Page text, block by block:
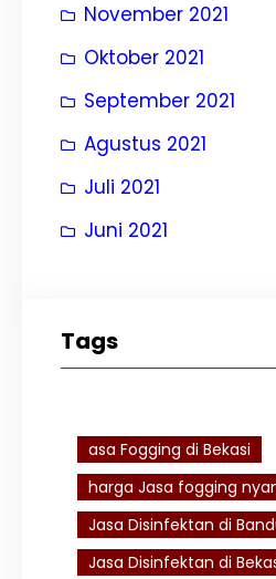
November 2021
Oktober 2021
September 2021
Agustus 2021
Juli 2021
Juni 2021
Tags
asa Fogging di Bekasi
harga Jasa fogging
Jasa Disinfektan di
Jasa Disinfektan di